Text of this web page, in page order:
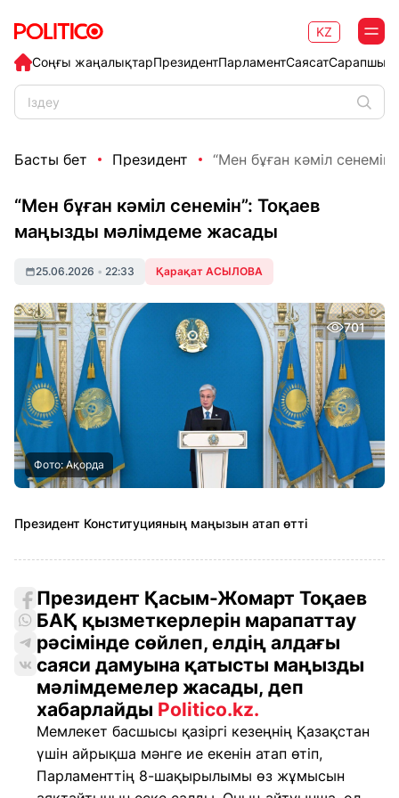
Соңғы жаңалықтарПрезидентПарламентСаясат
KZ
Басты бет Президент “Мен бұған кәміл
“Мен бұған кәміл сенемін”: Тоқаев
маңызды мәлімдеме жасады
25.06.2026 • 22:33 Қарақат АСЫЛОВА
701
Фото: Ақорда
Президент Конституцияның маңызын атап өтті
Президент Қасым-Жомарт Тоқаев
БАҚ қызметкерлерін марапаттау
рәсімінде сөйлеп, елдің алдағы
саяси дамуына қатысты маңызды
мәлімдемелер жасады, деп
хабарлайды Politico.kz.
Мемлекет басшысы қазіргі кезеңнің Қазақстан
үшін айрықша мәнге ие екенін атап өтіп,
Парламенттің 8-шақырылымы өз жұмысын